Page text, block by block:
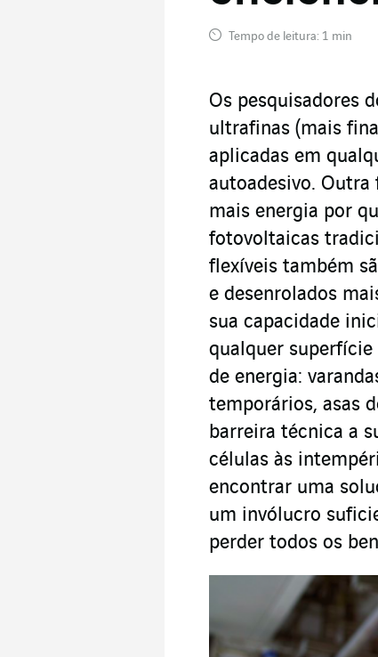
Tempo de leitura: 1 min
Os pesquisadores
ultrafinas (mais
aplicadas em
autoadesivo. Outra
mais energia por
fotovoltaicas
flexíveis também
e desenrolados
sua capacidade
qualquer
de energia:
temporários, asas
barreira técnica a
células às
encontrar uma
um invólucro
perder todos os